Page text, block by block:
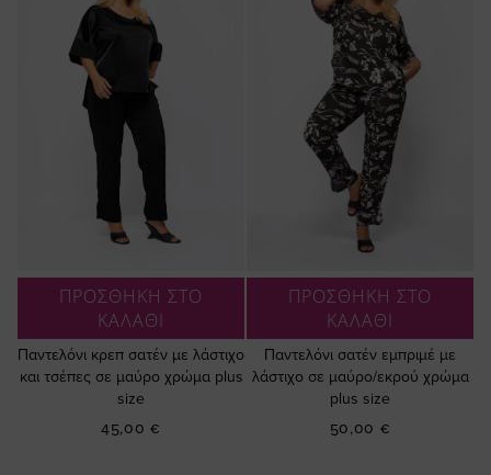
ΠΡΟΣΘΗΚΗ ΣΤΟ
ΚΑΛΑΘΙ
Παντελόνι κρεπ σατέν με λάστιχο
και τσέπες σε μαύρο χρώμα plus
size
45,00 €
ΠΡΟΣΘΗΚΗ ΣΤΟ
ΚΑΛΑΘΙ
Παντελόνι σατέν εμπριμέ με
λάστιχο σε μαύρο/εκρού χρώμα
plus size
50,00 €